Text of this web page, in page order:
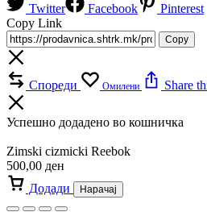
Twitter Facebook
Pinterest
Copy Link
Copy
Спореди Омилени Share
Успешно додадено во кошничка
Zimski cizmicki Reebok
500,00 ден
Додади
Нарачај